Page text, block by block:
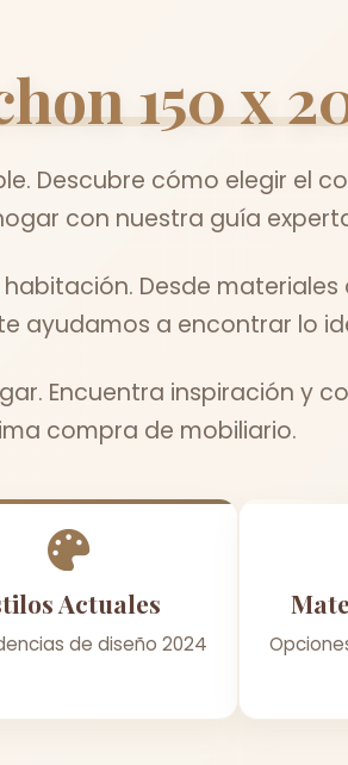
150 x
Descubre cómo elegir el
con nuestra guía
Desde
ayudamos a encontrar lo
Encuentra inspiración y
compra de mobiliario.
Actuales
de diseño 2024